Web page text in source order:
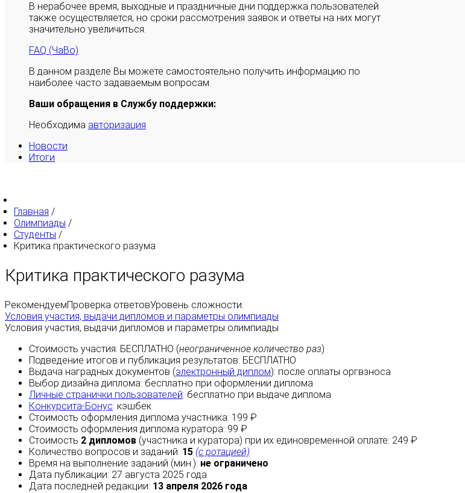
В нерабочее время, выходные и праздничные дни поддержка пользователей
также осуществляется, но сроки рассмотрения заявок и ответы на них могут
значительно увеличиться.
FAQ (ЧаВо)
В данном разделе Вы можете самостоятельно получить информацию по
наиболее часто задаваемым вопросам.
Ваши обращения в Службу поддержки:
Необходима авторизация
Новости
Итоги
Главная /
Олимпиады /
Студенты /
Критика практического разума
Критика практического разума
РекомендуемПроверка ответовУровень сложности:
Условия участия, выдачи дипломов и параметры олимпиады
Условия участия, выдачи дипломов и параметры олимпиады
Стоимость участия: БЕСПЛАТНО (неограниченное количество раз)
Подведение итогов и публикация результатов: БЕСПЛАТНО
Выдача наградных документов (электронный диплом): после оплаты оргвзноса
Выбор дизайна диплома: бесплатно при оформлении диплома
Личные странички пользователей: бесплатно при выдаче диплома
Конкурсита-Бонус: кэшбек
Стоимость оформления диплома участника: 199 ₽
Стоимость оформления диплома куратора: 99 ₽
Стоимость 2 дипломов (участника и куратора) при их единовременной оплате: 249 ₽
Количество вопросов и заданий: 15 (с ротацией)
Время на выполнение заданий (мин.): не ограничено
Дата публикации: 27 августа 2025 года
Дата последней редакции: 13 апреля 2026 года